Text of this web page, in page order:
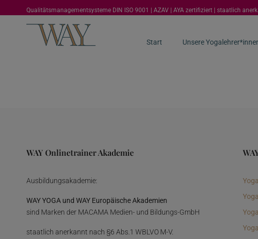
Qualitätsmanagementsysteme DIN ISO 9001 | AZAV | AYA zertifiziert | staatlich
Start Unsere
WAY Onlinetrainer Akademie
Ausbildungsakademie:
WAY YOGA und WAY Europäische Akademien
sind Marken der MACAMA Medien- und Bildungs-GmbH
staatlich anerkannt nach §6 Abs.1 WBLVO M-V.